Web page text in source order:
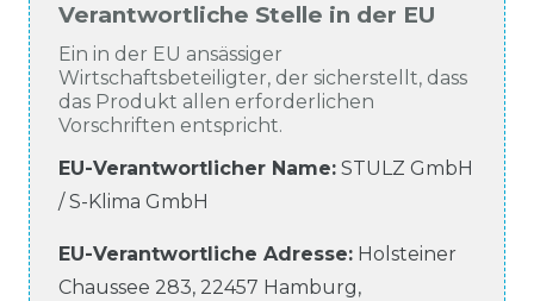
Verantwortliche Stelle in der EU
Ein in der EU ansässiger
Wirtschaftsbeteiligter, der sicherstellt, dass
das Produkt allen erforderlichen
Vorschriften entspricht.
EU-Verantwortlicher Name: STULZ GmbH
/ S-Klima GmbH
EU-Verantwortliche Adresse: Holsteiner
Chaussee 283, 22457 Hamburg,